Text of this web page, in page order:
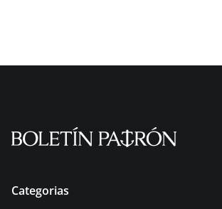
Categorias